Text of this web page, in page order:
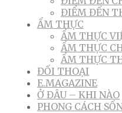
ĐIỂM ĐẾN
ẨM THỰC
ẨM THỰC
ẨM THỰC
ẨM THỰC
ĐỐI THOẠI
E.MAGAZINE
Ở ĐÂU – KHI NÀO
PHONG CÁCH